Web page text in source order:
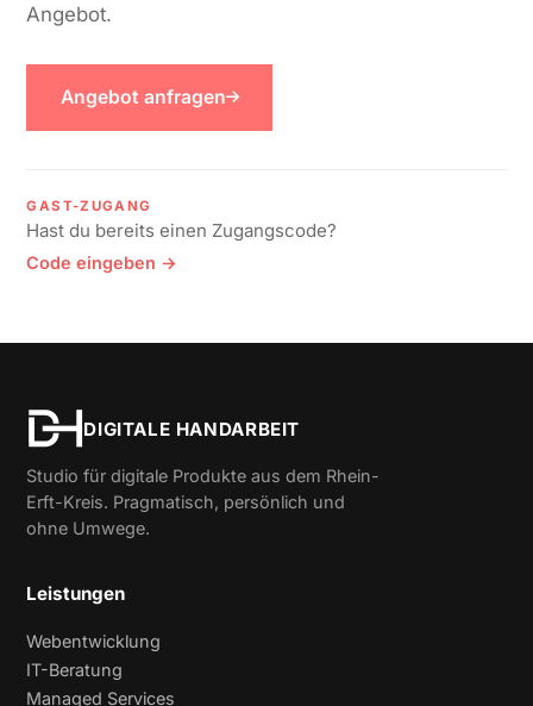
Angebot.
Angebot anfragen
GAST-ZUGANG
Hast du bereits einen Zugangscode?
Code eingeben →
DIGITALE HANDARBEIT
Studio für digitale Produkte aus dem Rhein-
Erft-Kreis. Pragmatisch, persönlich und
ohne Umwege.
Leistungen
Webentwicklung
IT-Beratung
Managed Services